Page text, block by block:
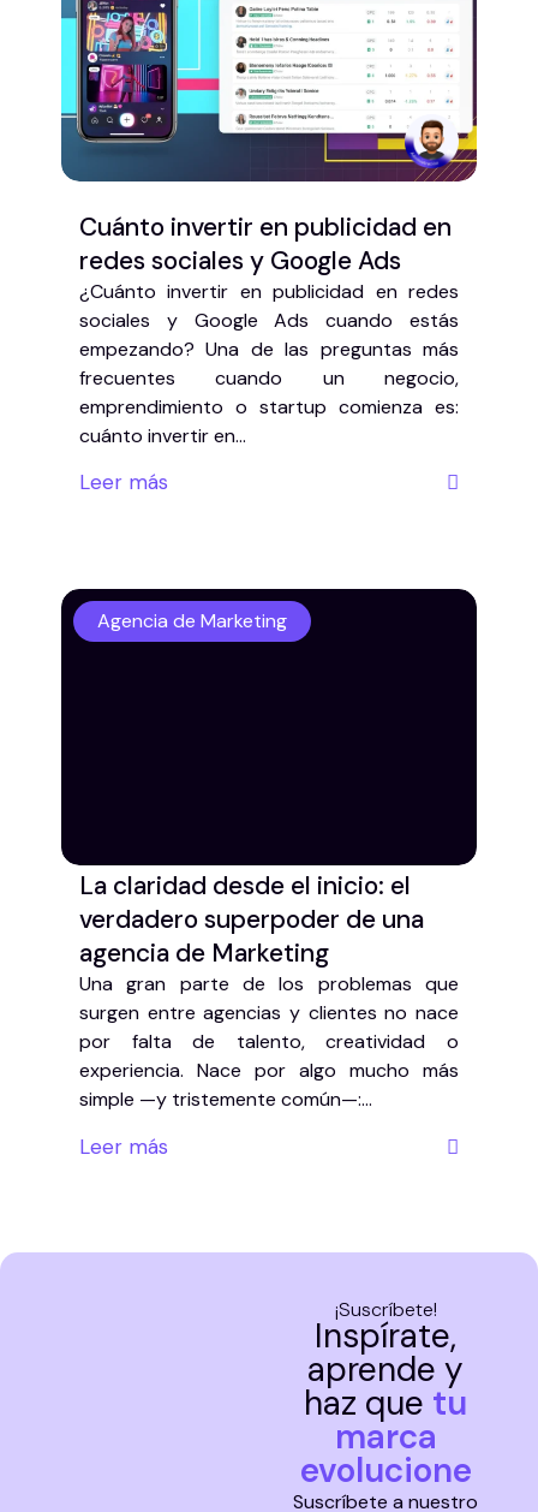
Cuánto invertir en publicidad en
redes sociales y Google Ads
¿Cuánto invertir en publicidad en redes
sociales y Google Ads cuando estás
empezando? Una de las preguntas más
frecuentes cuando un negocio,
emprendimiento o startup comienza es:
cuánto invertir en…
Leer más
Agencia de Marketing
La claridad desde el inicio: el
verdadero superpoder de una
agencia de Marketing
Una gran parte de los problemas que
surgen entre agencias y clientes no nace
por falta de talento, creatividad o
experiencia. Nace por algo mucho más
simple —y tristemente común—:…
Leer más
¡Suscríbete!
Inspírate,
aprende y
haz que tu
marca
evolucione
Suscríbete a nuestro